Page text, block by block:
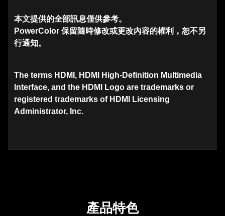
本文提供的全部訊息僅供參考。
PowerColor 保留隨時修改或更改內容的權利，恕不另
行通知。
The terms HDMI, HDMI High-Definition Multimedia
Interface, and the HDMI Logo are trademarks or
registered trademarks of HDMI Licensing
Administrator, Inc.
產品特色